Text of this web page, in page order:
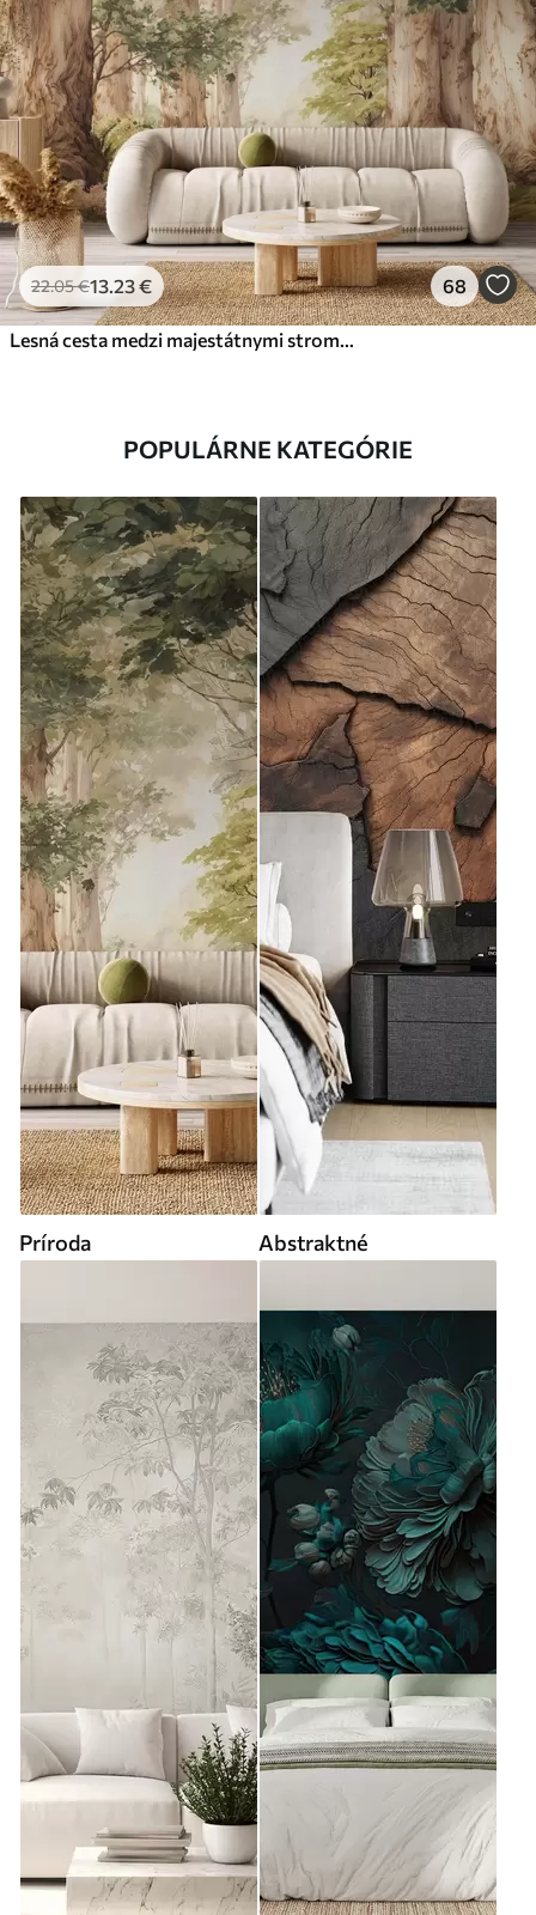
22.05€13 .23€ 68
POPULÁRNE KATEGÓRIE
Príroda Abstraktné